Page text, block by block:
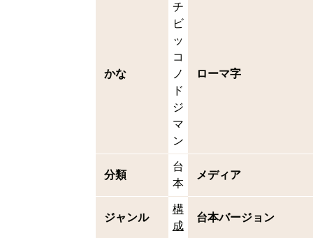
かな
チ
ビ
ッ
コ
ノ
ド
ジ
マ
ン
ローマ字
分類
台
本
メディア
ジャンル
構
成
台本バージョン